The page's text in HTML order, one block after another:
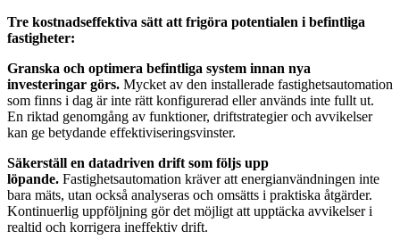
Tre kostnadseffektiva sätt att frigöra potentialen i befintliga
fastigheter:
Granska och optimera befintliga system innan nya
investeringar görs. Mycket av den installerade fastighetsautomation
som finns i dag är inte rätt konfigurerad eller används inte fullt ut.
En riktad genomgång av funktioner, driftstrategier och avvikelser
kan ge betydande effektiviseringsvinster.
Säkerställ en datadriven drift som följs upp
löpande. Fastighetsautomation kräver att energianvändningen inte
bara mäts, utan också analyseras och omsätts i praktiska åtgärder.
Kontinuerlig uppföljning gör det möjligt att upptäcka avvikelser i
realtid och korrigera ineffektiv drift.